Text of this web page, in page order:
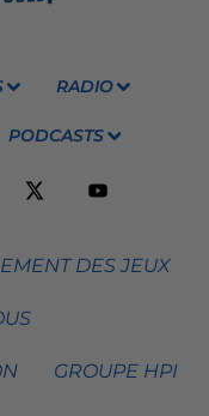
RADIO
PODCASTS
DES JEUX
GROUPE HPI